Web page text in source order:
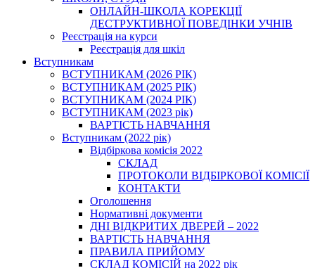
ОНЛАЙН-ШКОЛА КОРЕКЦІЇ
ДЕСТРУКТИВНОЇ ПОВЕДІНКИ УЧНІВ
Реєстрація на курси
Реєстрація для шкіл
Вступникам
ВСТУПНИКАМ (2026 РІК)
ВСТУПНИКАМ (2025 РІК)
ВСТУПНИКАМ (2024 РІК)
ВСТУПНИКАМ (2023 рік)
ВАРТІСТЬ НАВЧАННЯ
Вступникам (2022 рік)
Відбіркова комісія 2022
СКЛАД
ПРОТОКОЛИ ВІДБІРКОВОЇ КОМІСІЇ
КОНТАКТИ
Оголошення
Нормативні документи
ДНІ ВІДКРИТИХ ДВЕРЕЙ – 2022
ВАРТІСТЬ НАВЧАННЯ
ПРАВИЛА ПРИЙОМУ
СКЛАД КОМІСІЙ на 2022 рік